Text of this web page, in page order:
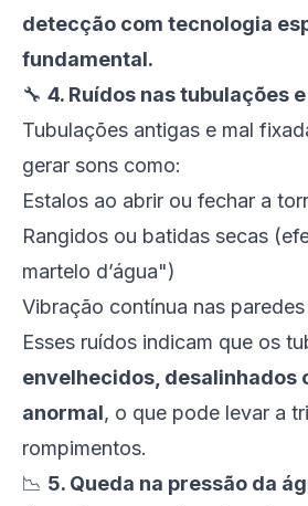
detecção com tecnologia
fundamental.
🔧 4. Ruídos nas tubulações
Tubulações antigas e mal
gerar sons como:
Estalos ao abrir ou fechar a
Rangidos ou batidas secas
martelo d’água")
Vibração contínua nas paredes
Esses ruídos indicam que os
envelhecidos, desalinhados
anormal, o que pode levar a
rompimentos.
📉 5. Queda na pressão da